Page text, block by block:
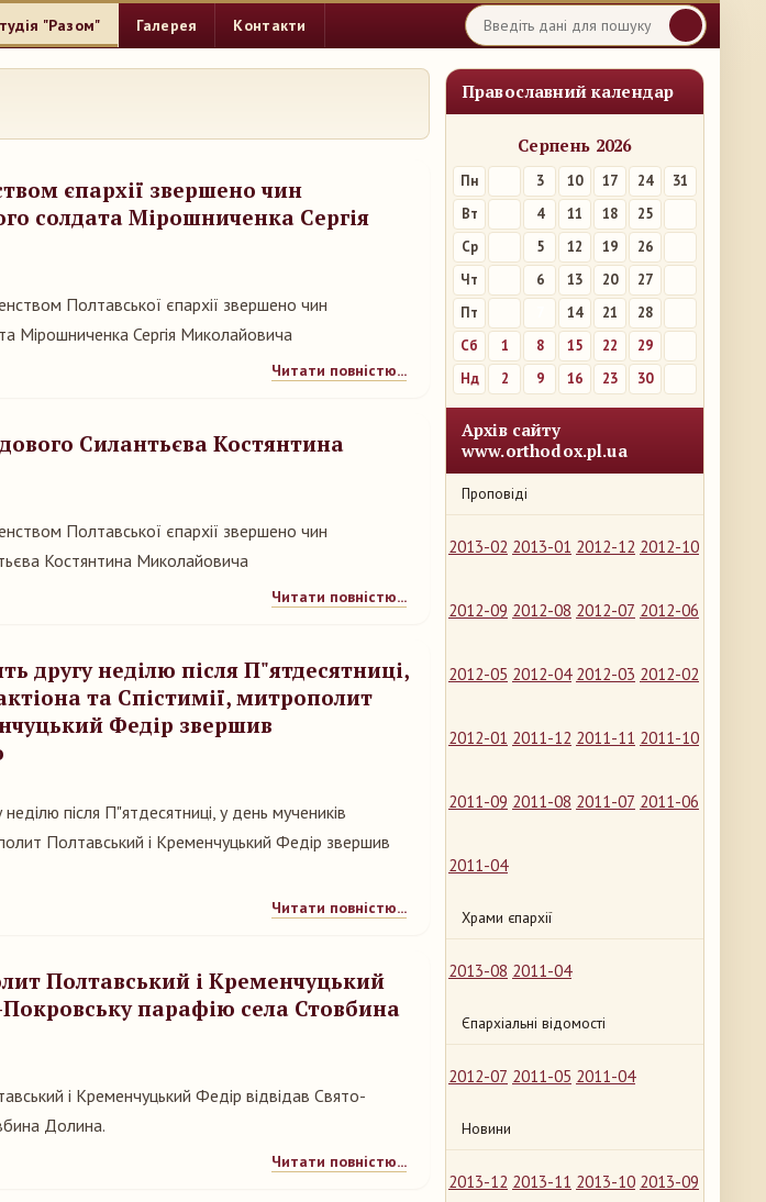
"Разом" Галерея Контакти
Православний календар
Серпень 2026
Пн 3 10 17 24
31
Вт
4 11 18
25
Ср
5 12 19
26
Чт
6 13 20
27
Пт
14 21
28
Сб
1 8 15 22
29
Нд
2 9 16 23 30
Архів сайту
www.orthodox.pl.ua
Проповіді
2013-02 2013-01 2012-12 2012-10
2012-09 2012-08 2012-07 2012-06
2012-05 2012-04 2012-03 2012-02
2012-01 2011-12 2011-11 2011-10
2011-09 2011-08 2011-07 2011-06
2011-04
Храми єпархії
2013-08 2011-04
Єпархіальні відомості
2012-07 2011-05 2011-04
Новини
2013-12 2013-11 2013-10 2013-09
єпархії звершено чин
солдата Мірошниченка Сергія
Полтавської єпархії звершено чин
Мірошниченка Сергія Миколайовича
Читати повністю...
Силантьєва Костянтина
Полтавської єпархії звершено чин
Костянтина Миколайовича
Читати повністю...
другу неділю після П"ятдесятниці,
та Спістимії, митрополит
Федір звершив
після П"ятдесятниці, у день мучеників
Полтавський і Кременчуцький Федір звершив
Читати повністю...
Полтавський і Кременчуцький
Покровську парафію села Стовбина
і Кременчуцький Федір відвідав Свято-
Долина.
Читати повністю...